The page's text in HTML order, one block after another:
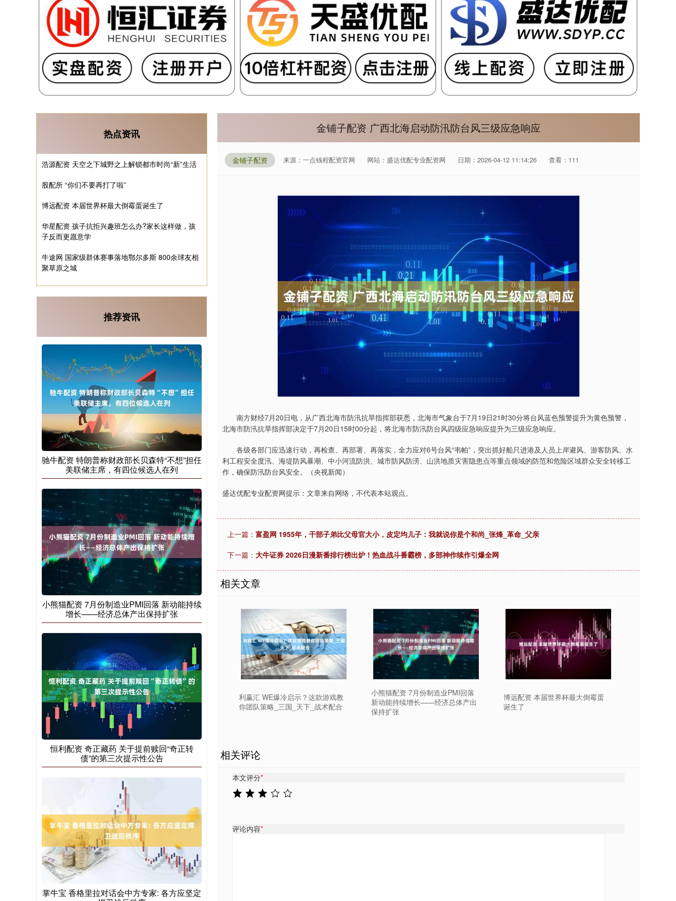
金铺子配资 广西北海启动防汛防台风三级应急响应
金铺子配资 来源：一点钱程配资官网 网站：盛达优配专业配资网 日期：2026-04-12 11:14:26 查看：111
南方财经7月20日电，从广西北海市防汛抗旱指挥部获悉，北海市气象台于7月19日21时30分将台风蓝色预警提升为黄色预警，
北海市防汛抗旱指挥部决定于7月20日15时00分起，将北海市防汛防台风四级应急响应提升为三级应急响应。
各级各部门应迅速行动，再检查、再部署、再落实，全力应对6号台风“韦帕”，突出抓好船只进港及人员上岸避风、游客防风、水
利工程安全度汛、海堤防风暴潮、中小河流防洪、城市防风防涝、山洪地质灾害隐患点等重点领域的防范和危险区域群众安全转移工
作，确保防汛防台风安全。（央视新闻）
盛达优配专业配资网提示：文章来自网络，不代表本站观点。
上一篇： 富盈网 1955年，干部子弟比父母官大小，皮定均儿子：我就说你是个和尚_张烽_革命_父亲
下一篇： 大牛证券 2026日漫新番排行榜出炉！热血战斗番霸榜，多部神作续作引爆全网
相关文章
利赢汇 WE爆冷启示？这款游戏教
你团队策略_三国_天下_战术配合
小熊猫配资 7月份制造业PMI回落
新动能持续增长——经济总体产出
保持扩张
博远配资 本届世界杯最大倒霉蛋
诞生了
相关评论
本文评分*
评论内容*
热点资讯
浩源配资 天空之下城野之上解锁都市时尚“新”生活
股配所 “你们不要再打了啦”
博远配资 本届世界杯最大倒霉蛋诞生了
华星配资 孩子抗拒兴趣班怎么办?家长这样做，孩
子反而更愿意学
牛途网 国家级群体赛事落地鄂尔多斯 800余球友相
聚草原之城
推荐资讯
驰牛配资 特朗普称财政部长贝森特“不想”担任
美联储主席，有四位候选人在列
小熊猫配资 7月份制造业PMI回落 新动能持续
增长——经济总体产出保持扩张
恒利配资 奇正藏药 关于提前赎回“奇正转
债”的第三次提示性公告
掌牛宝 香格里拉对话会中方专家: 各方应坚定